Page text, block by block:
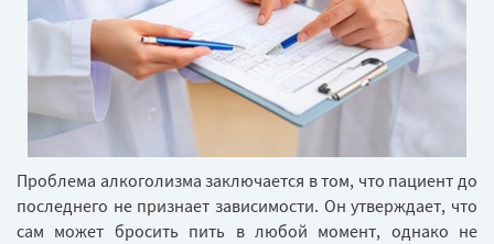
Проблема алкоголизма заключается в том, что пациент до
последнего не признает зависимости. Он утверждает, что
сам может бросить пить в любой момент, однако не